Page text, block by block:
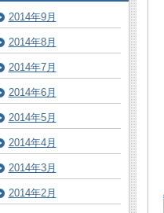
2014年9月
2014年8月
2014年7月
2014年6月
2014年5月
2014年4月
2014年3月
2014年2月